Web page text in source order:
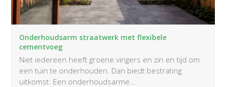
Onderhoudsarm straatwerk met flexibele
cementvoeg
Niet iedereen heeft groene vingers en zin en tijd om
een tuin te onderhouden. Dan biedt bestrating
uitkomst. Een onderhoudsarme…